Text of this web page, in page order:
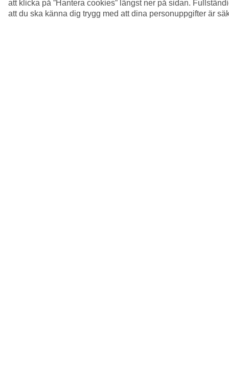
att klicka på ”Hantera cookies” längst ner på sidan.
att du ska känna dig trygg med att dina personuppgifter är